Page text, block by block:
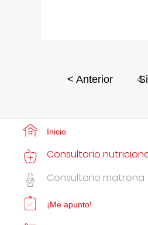
< Anterior 4
Inicio
Consultorio
Consultorio matrona
¡Me apunto!